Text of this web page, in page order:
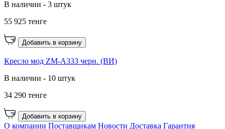
В наличии - 3 штук
55 925 тенге
Добавить в корзину
Кресло мод ZM-A333 черн. (ВИ)
В наличии - 10 штук
34 290 тенге
Добавить в корзину
О компании Поставщикам Новости Доставка Гарантия